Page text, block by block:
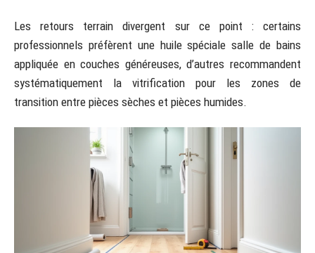
Les retours terrain divergent sur ce point : certains
professionnels préfèrent une huile spéciale salle de bains
appliquée en couches généreuses, d’autres recommandent
systématiquement la vitrification pour les zones de
transition entre pièces sèches et pièces humides.